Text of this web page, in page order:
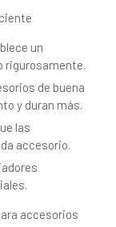
un
rigurosamente.
de buena
y duran más.
las
accesorio.
accesorios